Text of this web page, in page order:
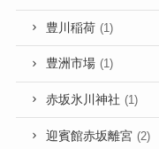
豊川稲荷 (1)
豊洲市場 (1)
赤坂氷川神社 (1)
迎賓館赤坂離宮 (2)